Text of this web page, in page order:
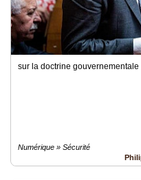
sur la doctrine gouvernementale
Numérique » Sécurité